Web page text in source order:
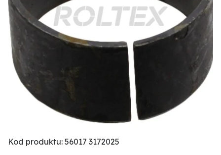
Kod produktu: 56017 3172025